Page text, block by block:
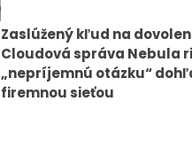
Zaslúžený kľud na
Cloudová správa Nebula
„nepríjemnú otázku“
firemnou sieťou